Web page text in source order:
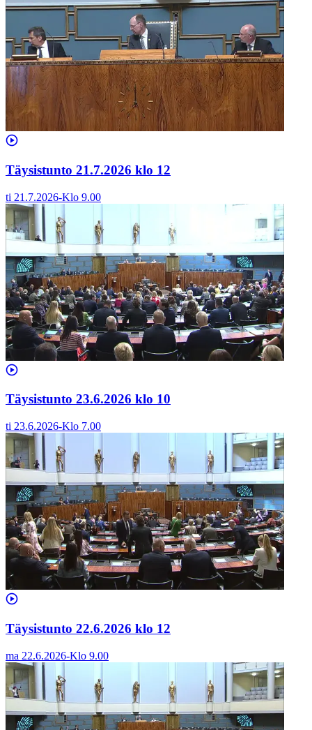
Täysistunto 21.7.2026 klo 12
ti 21.7.2026-Klo 9.00
Täysistunto 23.6.2026 klo 10
ti 23.6.2026-Klo 7.00
Täysistunto 22.6.2026 klo 12
ma 22.6.2026-Klo 9.00